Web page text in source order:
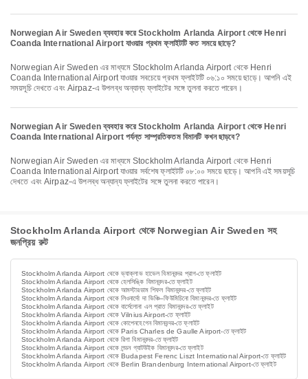
Norwegian Air Sweden ব্যবহার করে Stockholm Arlanda Airport থেকে Henri
Coanda International Airport যাওয়ার প্রথম ফ্লাইটটি কত সময়ে ছাড়ে?
Norwegian Air Sweden এর মাধ্যমে Stockholm Arlanda Airport থেকে Henri
Coanda International Airport যাওয়ার সবচেয়ে প্রথম ফ্লাইটটি ০৬:১০ সময়ে ছাড়ে। আপনি এই
সময়সূচি দেখতে এবং Airpaz-এ উপলব্ধ অন্যান্য ফ্লাইটের সঙ্গে তুলনা করতে পারেন।
Norwegian Air Sweden ব্যবহার করে Stockholm Arlanda Airport থেকে Henri
Coanda International Airport পর্যন্ত সাম্প্রতিকতম বিমানটি কখন ছাড়বে?
Norwegian Air Sweden এর মাধ্যমে Stockholm Arlanda Airport থেকে Henri
Coanda International Airport যাওয়ার সর্বশেষ ফ্লাইটটি ০৮:০০ সময়ে ছাড়ে। আপনি এই সময়সূচি
দেখতে এবং Airpaz-এ উপলব্ধ অন্যান্য ফ্লাইটের সঙ্গে তুলনা করতে পারেন।
Stockholm Arlanda Airport থেকে Norwegian Air Sweden সহ
জনপ্রিয় রুট
Stockholm Arlanda Airport থেকে ভ্যাক্লাভ হাভেল বিমানবন্দর প্রাগ-তে ফ্লাইট
Stockholm Arlanda Airport থেকে হেলসিঙ্কি বিমানবন্দর-তে ফ্লাইট
Stockholm Arlanda Airport থেকে আমস্টারডাম শিফল বিমানবন্দর-তে ফ্লাইট
Stockholm Arlanda Airport থেকে লিওনার্দো দা ভিঞ্চি–ফিউমিচিনো বিমানবন্দর-তে ফ্লাইট
Stockholm Arlanda Airport থেকে বার্সেলোনা এল প্রাত বিমানবন্দর-তে ফ্লাইট
Stockholm Arlanda Airport থেকে Vilnius Airport-তে ফ্লাইট
Stockholm Arlanda Airport থেকে কোপেনহেগেন বিমানবন্দর-তে ফ্লাইট
Stockholm Arlanda Airport থেকে Paris Charles de Gaulle Airport-তে ফ্লাইট
Stockholm Arlanda Airport থেকে রিগা বিমানবন্দর-তে ফ্লাইট
Stockholm Arlanda Airport থেকে লন্ডন গ্যাটউইক বিমানবন্দর-তে ফ্লাইট
Stockholm Arlanda Airport থেকে Budapest Ferenc Liszt International Airport-তে ফ্লাইট
Stockholm Arlanda Airport থেকে Berlin Brandenburg International Airport-তে ফ্লাইট